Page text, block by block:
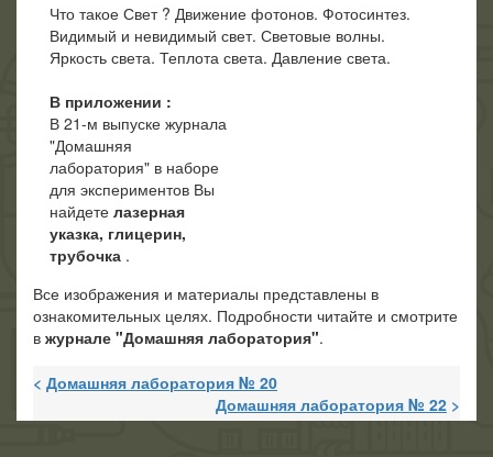
Что такое Свет ? Движение фотонов. Фотосинтез.
Видимый и невидимый свет. Световые волны.
Яркость света. Теплота света. Давление света.
В приложении :
В 21-м выпуске журнала
"Домашняя
лаборатория" в наборе
для экспериментов Вы
найдете лазерная
указка, глицерин,
трубочка .
Все изображения и материалы представлены в
ознакомительных целях. Подробности читайте и смотрите
в журнале "Домашняя лаборатория".
< Домашняя лаборатория № 20
Домашняя лаборатория № 22 >